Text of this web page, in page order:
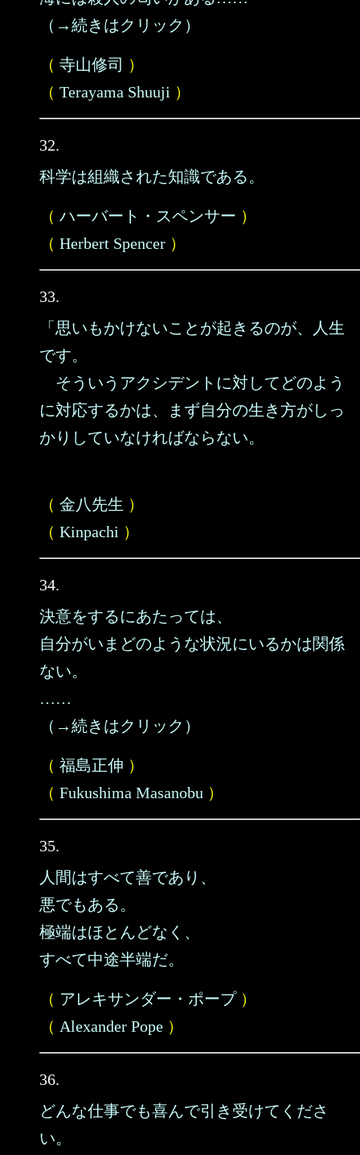
（→続きはクリック）
（ 寺山修司 ）
（ Terayama Shuuji ）
32.
科学は組織された知識である。
（ ハーバート・スペンサー ）
（ Herbert Spencer ）
33.
「思いもかけないことが起きるのが、人生
です。
そういうアクシデントに対してどのよう
に対応するかは、まず自分の生き方がしっ
かりしていなければならない。
（ 金八先生 ）
（ Kinpachi ）
34.
決意をするにあたっては、
自分がいまどのような状況にいるかは関係
ない。
……
（→続きはクリック）
（ 福島正伸 ）
（ Fukushima Masanobu ）
35.
人間はすべて善であり、
悪でもある。
極端はほとんどなく、
すべて中途半端だ。
（ アレキサンダー・ポープ）
（ Alexander Pope ）
36.
どんな仕事でも喜んで引き受けてくださ
い。